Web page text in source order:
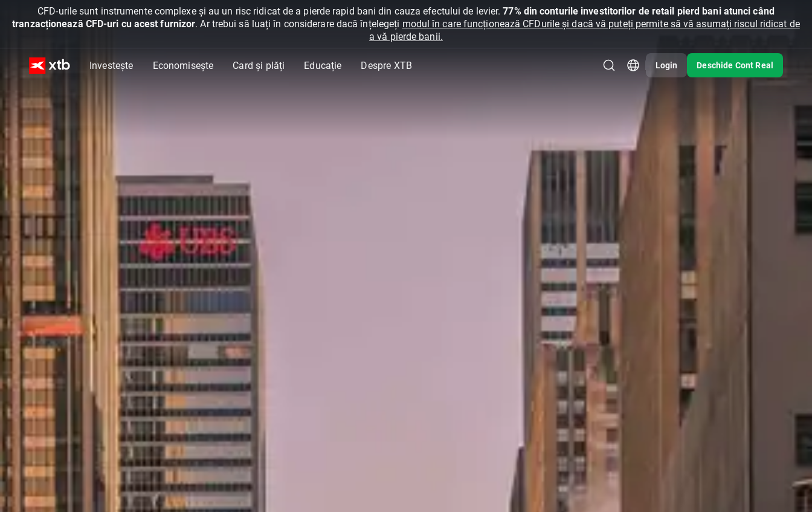
CFD-urile sunt instrumente complexe și au un risc ridicat de a pierde rapid bani din cauza efectului de levier.77% din conturile investitorilor de retail pierd bani atunci când
tranzacționează CFD-uri cu acest furnizor. Ar trebui să luați în considerare dacă înțelegeți modul în care funcționează CFDurile și dacă vă puteți permite să vă asumați riscul ridicat de
a vă pierde banii.
Investește Economisește Card și plăți Educație Despre XTB Login Deschide Cont Real